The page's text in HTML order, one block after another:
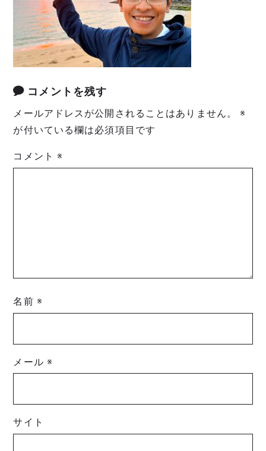
コメントを残す
メールアドレスが公開されることはありません。
※
が付いている欄は必須項目です
コメント※
名前 ※
メール ※
サイト